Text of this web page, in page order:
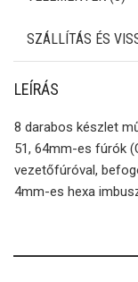
SZÁLLÍTÁS ÉS
LEÍRÁS
8 darabos készlet
51, 64mm-es fúrók
vezetőfúróval,
4mm-es hexa